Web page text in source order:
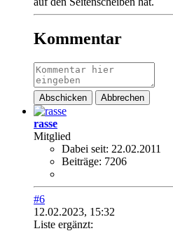
Kommentar
Abschicken Abbrechen
rasse
Mitglied
Dabei seit: 22.02.2011
Beiträge: 7206
#6
12.02.2023, 15:32
Liste ergänzt: